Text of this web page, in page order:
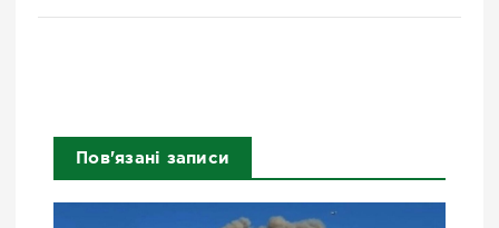
Пов'язані записи